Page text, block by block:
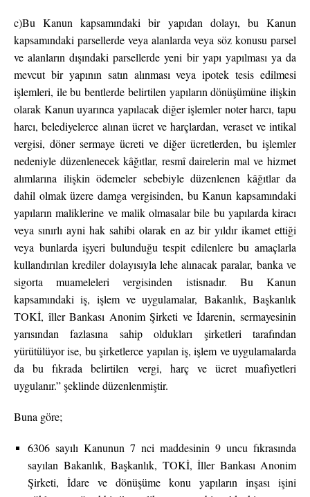
c)Bu Kanun kapsamındaki bir yapıdan dolayı, bu Kanun
kapsamındaki parsellerde veya alanlarda veya söz konusu parsel
ve alanların dışındaki parsellerde yeni bir yapı yapılması ya da
mevcut bir yapının satın alınması veya ipotek tesis edilmesi
işlemleri, ile bu bentlerde belirtilen yapıların dönüşümüne ilişkin
olarak Kanun uyarınca yapılacak diğer işlemler noter harcı, tapu
harcı, belediyelerce alınan ücret ve harçlardan, veraset ve intikal
vergisi, döner sermaye ücreti ve diğer ücretlerden, bu işlemler
nedeniyle düzenlenecek kâğıtlar, resmî dairelerin mal ve hizmet
alımlarına ilişkin ödemeler sebebiyle düzenlenen kâğıtlar da
dahil olmak üzere damga vergisinden, bu Kanun kapsamındaki
yapıların maliklerine ve malik olmasalar bile bu yapılarda kiracı
veya sınırlı ayni hak sahibi olarak en az bir yıldır ikamet ettiği
veya bunlarda işyeri bulunduğu tespit edilenlere bu amaçlarla
kullandırılan krediler dolayısıyla lehe alınacak paralar, banka ve
sigorta muameleleri vergisinden istisnadır. Bu Kanun
kapsamındaki iş, işlem ve uygulamalar, Bakanlık, Başkanlık
TOKİ, îller Bankası Anonim Şirketi ve İdarenin, sermayesinin
yarısından fazlasına sahip oldukları şirketleri tarafından
yürütülüyor ise, bu şirketlerce yapılan iş, işlem ve uygulamalarda
da bu fıkrada belirtilen vergi, harç ve ücret muafiyetleri
uygulanır.” şeklinde düzenlenmiştir.
Buna göre;
6306 sayılı Kanunun 7 nci maddesinin 9 uncu fıkrasında
sayılan Bakanlık, Başkanlık, TOKİ, İller Bankası Anonim
Şirketi, İdare ve dönüşüme konu yapıların inşası işini